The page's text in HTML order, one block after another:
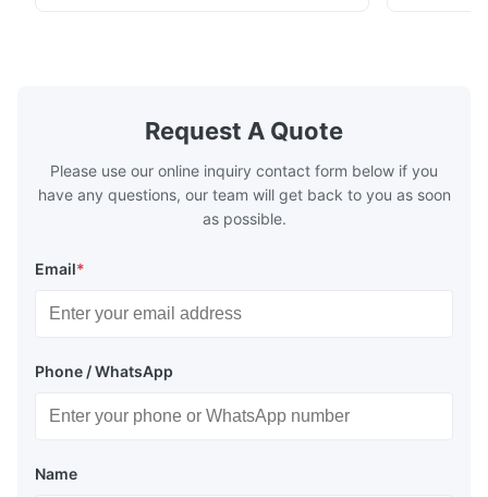
boilers is generally in the temperature
range of 200°C – 250°C, so there
Request A Quote
Please use our online inquiry contact form below if you
have any questions, our team will get back to you as soon
as possible.
Email*
Phone / WhatsApp
Name